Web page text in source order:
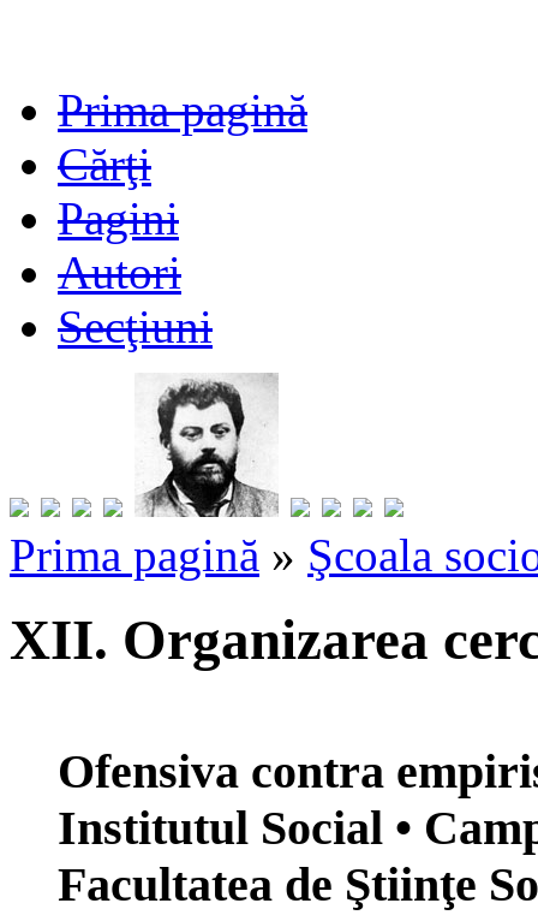
Prima pagină
Cărţi
Pagini
Autori
Secţiuni
Prima pagină » Şcoala
XII. Organizarea
Ofensiva contra
Institutul Social •
Facultatea de Ştiinţe